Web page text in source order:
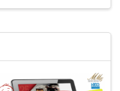
EXPERIENCE ASSESSMENT